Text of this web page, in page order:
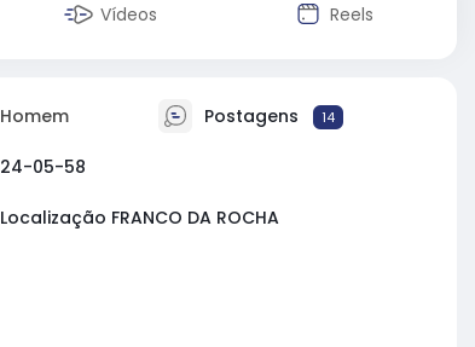
Vídeos Reels
Homem Postagens 14
24-05-58
Localização FRANCO DA ROCHA